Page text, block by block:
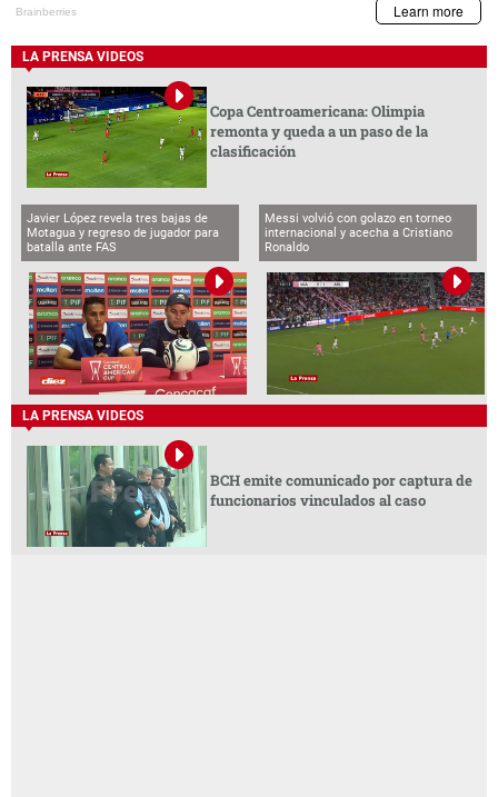
LA PRENSA VIDEOS
Copa Centroamericana: Olimpia
remonta y queda a un paso de la
clasificación
Javier López revela tres bajas de
Motagua y regreso de jugador para
batalla ante FAS
Messi volvió con golazo en torneo
internacional y acecha a Cristiano
Ronaldo
LA PRENSA VIDEOS
BCH emite comunicado por captura de
funcionarios vinculados al caso